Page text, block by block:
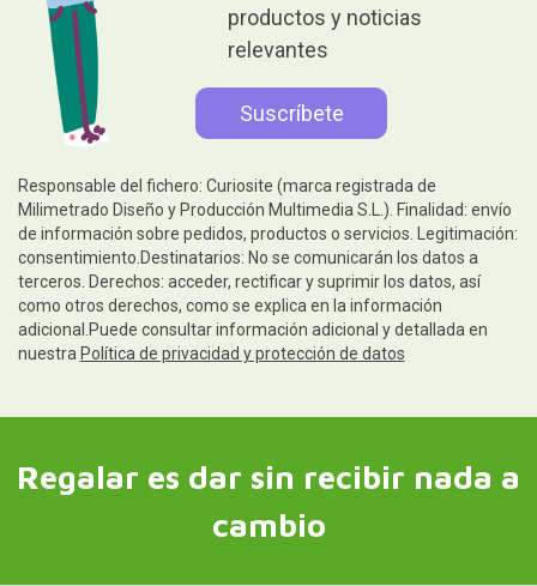
productos y noticias
relevantes
Responsable del fichero: Curiosite (marca registrada de
Milimetrado Diseño y Producción Multimedia S.L.). Finalidad: envío
de información sobre pedidos, productos o servicios. Legitimación:
consentimiento.Destinatarios: No se comunicarán los datos a
terceros. Derechos: acceder, rectificar y suprimir los datos, así
como otros derechos, como se explica en la información
adicional.Puede consultar información adicional y detallada en
nuestra Política de privacidad y protección de datos
Regalar es dar sin recibir nada a
cambio